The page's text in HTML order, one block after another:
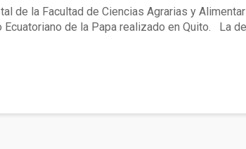
de la Facultad de Ciencias Agrarias y
de la Papa realizado en Quito. La